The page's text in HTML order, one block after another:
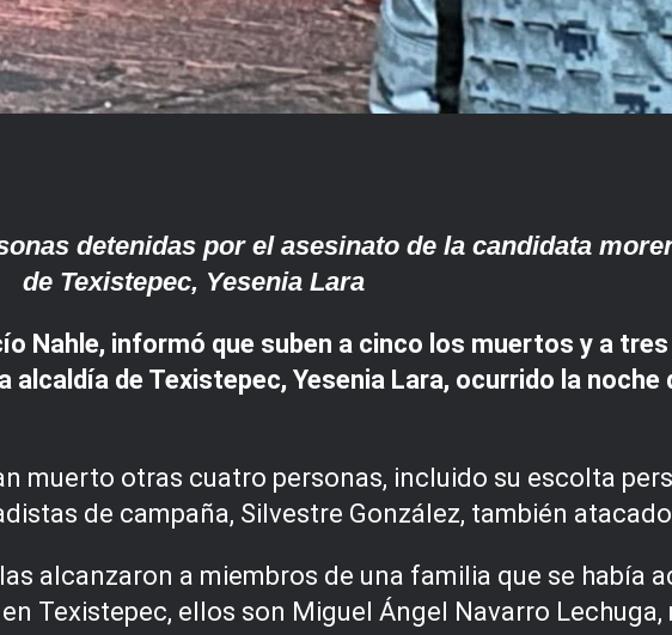
detenidas por el asesinato de la candidata
de Texistepec, Yesenia Lara
Nahle, informó que suben a cinco los muertos y a
de Texistepec, Yesenia Lara, ocurrido la noche
muerto otras cuatro personas, incluido su escolta
de campaña, Silvestre González, también
alcanzaron a miembros de una familia que se había
Texistepec, ellos son Miguel Ángel Navarro